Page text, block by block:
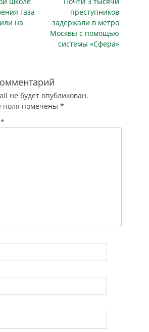
МРОТ
№
на
газа
на
публикацияпреступников
задержали в метро
Москвы с помощью
системы «Сфера»
не будет опубликован.
поля помечены *
*